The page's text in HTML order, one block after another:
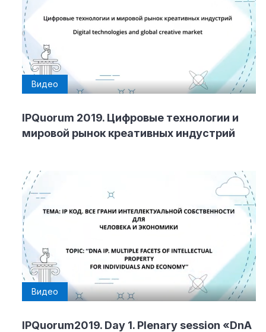
Видео
IPQuorum 2019. Цифровые технологии и
мировой рынок креативных индустрий
Видео
IPQuorum2019. Day 1. Plenary session «DnA